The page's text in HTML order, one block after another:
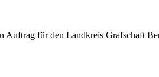
für den Landkreis Grafschaft